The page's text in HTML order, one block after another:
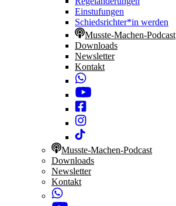
Einstufungen
Schiedsrichter*in werden
Musste-Machen-Podcast
Downloads
Newsletter
Kontakt
Musste-Machen-Podcast
Downloads
Newsletter
Kontakt